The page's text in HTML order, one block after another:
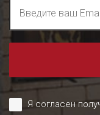
Я согласен